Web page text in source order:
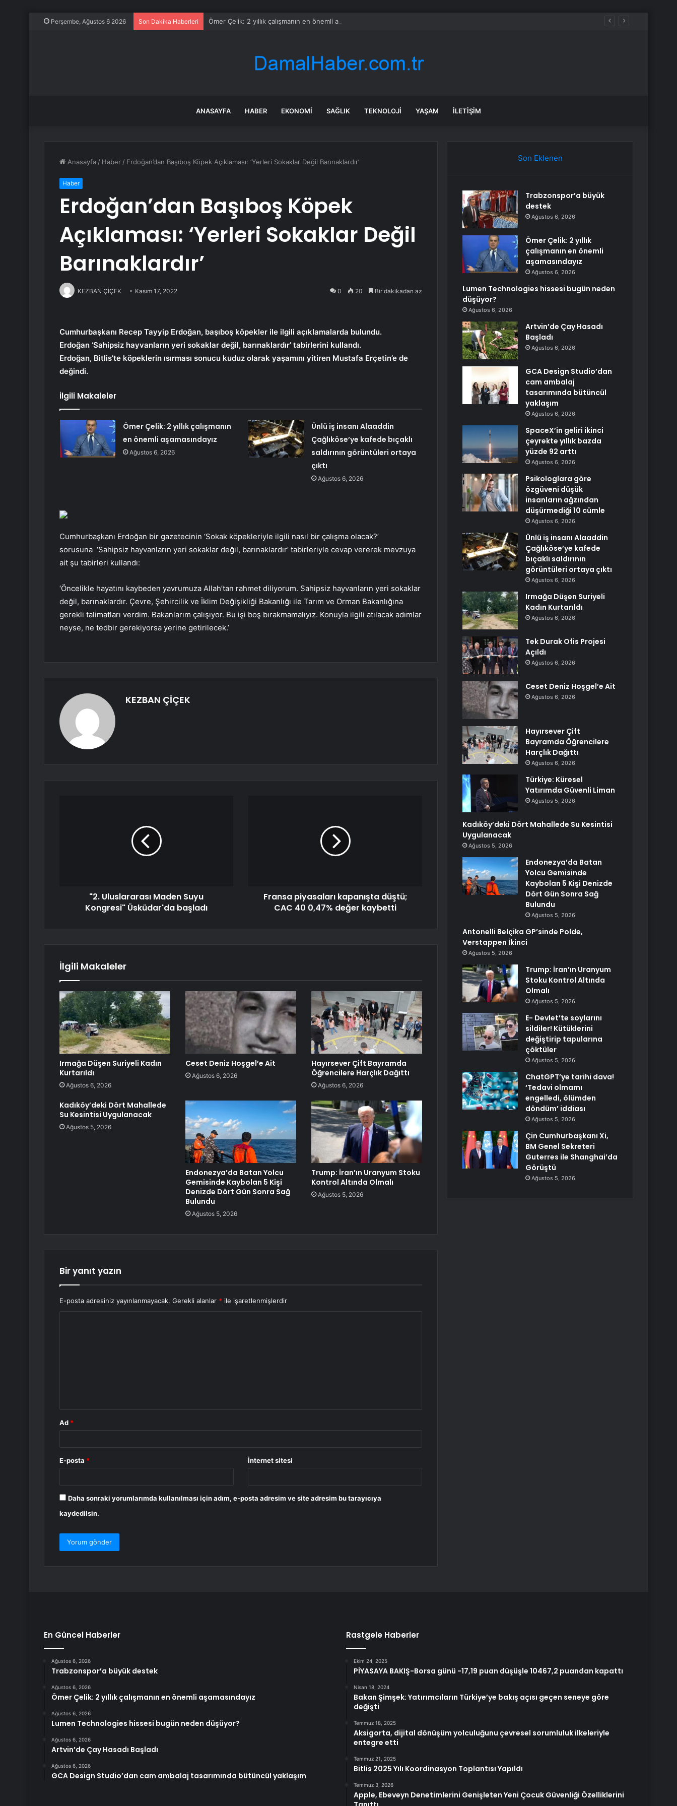
Perşembe, Ağustos 6 2026 Son Dakika Haberleri Ömer Çelik: 2 yıllık çalışmanın en önemli aşamasındayız
ANASAYFA HABER EKONOMI SAĞLIK TEKNOLOJI YAŞAM İLETIŞIM
Anasayfa / Haber / Erdoğan’dan Başıboş Köpek Açıklaması: ‘Yerleri Sokaklar Değil Barınaklardır’
Haber
Erdoğan’dan Başıboş Köpek
Açıklaması: ‘Yerleri Sokaklar Değil
Barınaklardır’
KEZBAN ÇİÇEK Kasım 17, 2022 0 20 Bir dakikadan az
Cumhurbaşkanı Recep Tayyip Erdoğan, başıboş köpekler ile ilgili açıklamalarda bulundu.
Erdoğan ‘Sahipsiz hayvanların yeri sokaklar değil, barınaklardır’ tabirlerini kullandı.
Erdoğan, Bitlis’te köpeklerin ısırması sonucu kuduz olarak yaşamını yitiren Mustafa Erçetin’e de
değindi.
İlgili Makaleler
Ömer Çelik: 2 yıllık çalışmanın
en önemli aşamasındayız
Ağustos 6, 2026
Ünlü iş insanı Alaaddin
Çağlıköse’ye kafede bıçaklı
saldırının görüntüleri ortaya
çıktı
Ağustos 6, 2026
Cumhurbaşkanı Erdoğan bir gazetecinin ‘Sokak köpekleriyle ilgili nasıl bir çalışma olacak?’
sorusuna ‘Sahipsiz hayvanların yeri sokaklar değil, barınaklardır’ tabirleriyle cevap vererek mevzuya
ait şu tabirleri kullandı:
‘Öncelikle hayatını kaybeden yavrumuza Allah’tan rahmet diliyorum. Sahipsiz hayvanların yeri sokaklar
değil, barınaklardır. Çevre, Şehircilik ve İklim Değişikliği Bakanlığı ile Tarım ve Orman Bakanlığına
gerekli talimatları verdim. Bakanlarım çalışıyor. Bu işi boş bırakmamalıyız. Konuyla ilgili atılacak adımlar
neyse, ne tedbir gerekiyorsa yerine getirilecek.’
KEZBAN ÇİÇEK
"2. Uluslararası Maden Suyu
Kongresi" Üsküdar'da başladı
Fransa piyasaları kapanışta düştü;
CAC 40 0,47% değer kaybetti
İlgili Makaleler
Irmağa Düşen Suriyeli Kadın
Kurtarıldı
Ağustos 6, 2026
Ceset Deniz Hoşgel’e Ait
Ağustos 6, 2026
Hayırsever Çift Bayramda
Öğrencilere Harçlık Dağıttı
Ağustos 6, 2026
Kadıköy’deki Dört Mahallede
Su Kesintisi Uygulanacak
Ağustos 5, 2026
Endonezya’da Batan Yolcu
Gemisinde Kaybolan 5 Kişi
Denizde Dört Gün Sonra Sağ
Bulundu
Ağustos 5, 2026
Trump: İran’ın Uranyum Stoku
Kontrol Altında Olmalı
Ağustos 5, 2026
Bir yanıt yazın
E-posta adresiniz yayınlanmayacak. Gerekli alanlar * ile işaretlenmişlerdir
Ad *
E-posta * İnternet sitesi
Daha sonraki yorumlarımda kullanılması için adım, e-posta adresim ve site adresim bu tarayıcıya
kaydedilsin.
Son Eklenen
Trabzonspor’a büyük
destek
Ağustos 6, 2026
Ömer Çelik: 2 yıllık
çalışmanın en önemli
aşamasındayız
Ağustos 6, 2026
Lumen Technologies hissesi bugün neden
düşüyor?
Ağustos 6, 2026
Artvin’de Çay Hasadı
Başladı
Ağustos 6, 2026
GCA Design Studio’dan
cam ambalaj
tasarımında bütüncül
yaklaşım
Ağustos 6, 2026
SpaceX’in geliri ikinci
çeyrekte yıllık bazda
yüzde 92 arttı
Ağustos 6, 2026
Psikologlara göre
özgüveni düşük
insanların ağzından
düşürmediği 10 cümle
Ağustos 6, 2026
Ünlü iş insanı Alaaddin
Çağlıköse’ye kafede
bıçaklı saldırının
görüntüleri ortaya çıktı
Ağustos 6, 2026
Irmağa Düşen Suriyeli
Kadın Kurtarıldı
Ağustos 6, 2026
Tek Durak Ofis Projesi
Açıldı
Ağustos 6, 2026
Ceset Deniz Hoşgel’e Ait
Ağustos 6, 2026
Hayırsever Çift
Bayramda Öğrencilere
Harçlık Dağıttı
Ağustos 6, 2026
Türkiye: Küresel
Yatırımda Güvenli Liman
Ağustos 5, 2026
Kadıköy’deki Dört Mahallede Su Kesintisi
Uygulanacak
Ağustos 5, 2026
Endonezya’da Batan
Yolcu Gemisinde
Kaybolan 5 Kişi Denizde
Dört Gün Sonra Sağ
Bulundu
Ağustos 5, 2026
Antonelli Belçika GP’sinde Polde,
Verstappen İkinci
Ağustos 5, 2026
Trump: İran’ın Uranyum
Stoku Kontrol Altında
Olmalı
Ağustos 5, 2026
E- Devlet’te soylarını
sildiler! Kütüklerini
değiştirip tapularına
çöktüler
Ağustos 5, 2026
ChatGPT’ye tarihi dava!
‘Tedavi olmamı
engelledi, ölümden
döndüm’ iddiası
Ağustos 5, 2026
Çin Cumhurbaşkanı Xi,
BM Genel Sekreteri
Guterres ile Shanghai’da
Görüştü
Ağustos 5, 2026
En Güncel Haberler
Ağustos 6, 2026
Trabzonspor’a büyük destek
Ağustos 6, 2026
Ömer Çelik: 2 yıllık çalışmanın en önemli aşamasındayız
Ağustos 6, 2026
Lumen Technologies hissesi bugün neden düşüyor?
Ağustos 6, 2026
Artvin’de Çay Hasadı Başladı
Ağustos 6, 2026
GCA Design Studio’dan cam ambalaj tasarımında bütüncül yaklaşım
Rastgele Haberler
Ekim 24, 2025
PİYASAYA BAKIŞ-Borsa günü -17,19 puan düşüşle 10467,2 puandan kapattı
Nisan 18, 2024
Bakan Şimşek: Yatırımcıların Türkiye’ye bakış açısı geçen seneye göre
değişti
Temmuz 18, 2025
Aksigorta, dijital dönüşüm yolculuğunu çevresel sorumluluk ilkeleriyle
entegre etti
Temmuz 21, 2025
Bitlis 2025 Yılı Koordinasyon Toplantısı Yapıldı
Temmuz 3, 2026
Apple, Ebeveyn Denetimlerini Genişleten Yeni Çocuk Güvenliği Özelliklerini